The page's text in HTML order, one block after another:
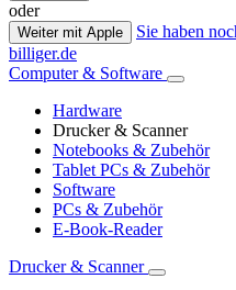
oder
Weiter mit Apple
Sie haben
billiger.de
Computer & Software
Hardware
Drucker & Scanner
Notebooks & Zubehör
Tablet PCs & Zubehör
Software
PCs & Zubehör
E-Book-Reader
Drucker & Scanner